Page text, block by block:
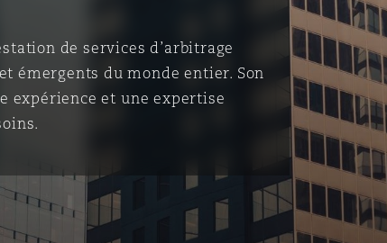
la vie
de services d’arbitrage
émergents du monde entier. Son
expérience et une expertise